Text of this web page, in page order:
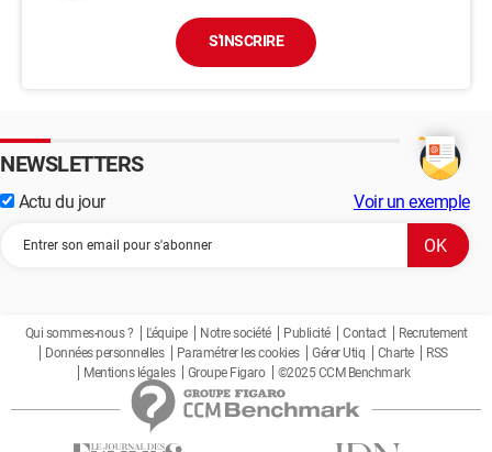
S'INSCRIRE
NEWSLETTERS
Actu du jour Voir un exemple
Qui sommes-nous ? L'équipe Notre société Publicité Contact
Recrutement
Données personnelles
Paramétrer les cookies Gérer Utiq Charte
RSS
Mentions légales
Groupe Figaro ©2025 CCM Benchmark